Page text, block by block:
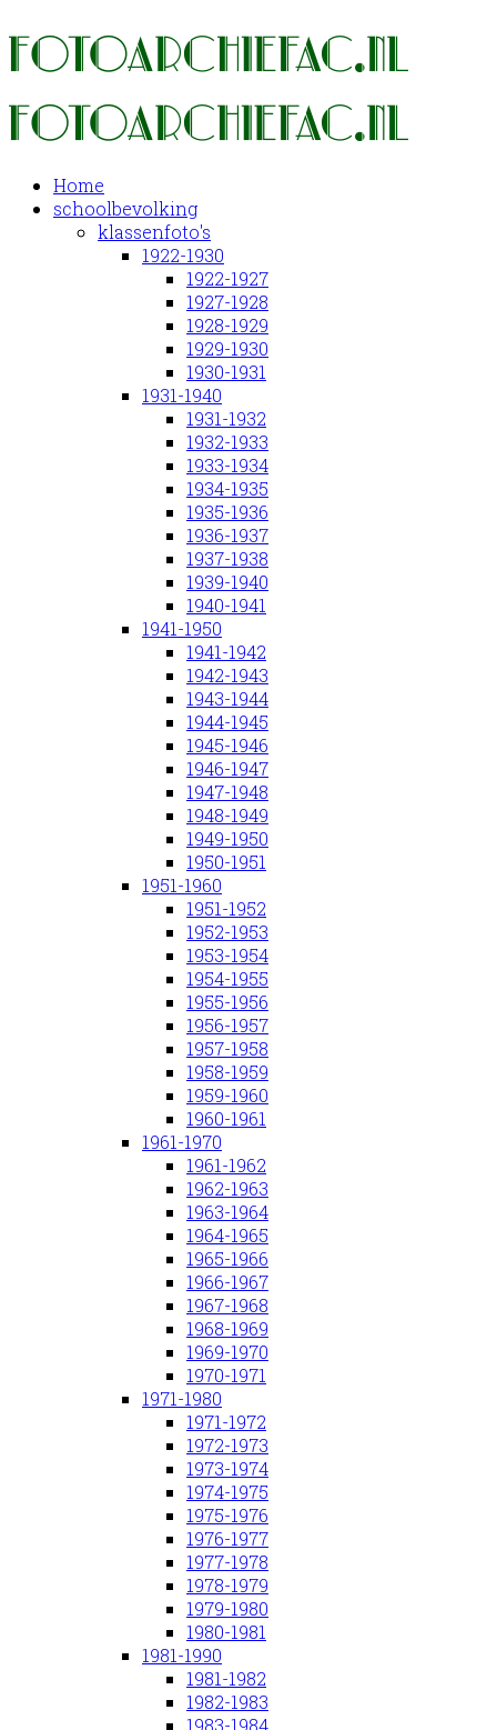
Home
schoolbevolking
klassenfoto's
1922-1930
1922-1927
1927-1928
1928-1929
1929-1930
1930-1931
1931-1940
1931-1932
1932-1933
1933-1934
1934-1935
1935-1936
1936-1937
1937-1938
1939-1940
1940-1941
1941-1950
1941-1942
1942-1943
1943-1944
1944-1945
1945-1946
1946-1947
1947-1948
1948-1949
1949-1950
1950-1951
1951-1960
1951-1952
1952-1953
1953-1954
1954-1955
1955-1956
1956-1957
1957-1958
1958-1959
1959-1960
1960-1961
1961-1970
1961-1962
1962-1963
1963-1964
1964-1965
1965-1966
1966-1967
1967-1968
1968-1969
1969-1970
1970-1971
1971-1980
1971-1972
1972-1973
1973-1974
1974-1975
1975-1976
1976-1977
1977-1978
1978-1979
1979-1980
1980-1981
1981-1990
1981-1982
1982-1983
1983-1984